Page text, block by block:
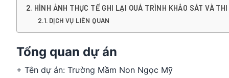
HÌNH ẢNH THỰC TẾ GHI LẠI QUÁ TRÌNH KHẢO SÁT VÀ THI
DỊCH VỤ LIÊN QUAN
Tổng quan dự án
+ Tên dự án: Trường Mầm Non Ngọc Mỹ